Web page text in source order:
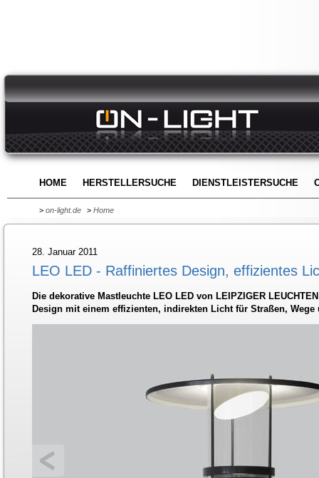
HOME HERSTELLERSUCHE DIENSTLEISTERSUCHE
> on-light.de > Home
28. Januar 2011
LEO LED - Raffiniertes Design, effizientes
Die dekorative Mastleuchte LEO LED von LEIPZIGER
Design mit einem effizienten, indirekten Licht für Straßen, Wege